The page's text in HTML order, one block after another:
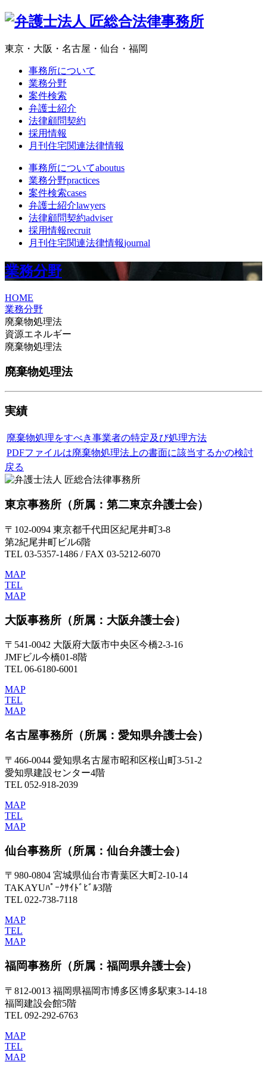
東京・大阪・名古屋・仙台・福岡
事務所について
業務分野
案件検索
弁護士紹介
法律顧問契約
採用情報
月刊住宅関連法律情報
事務所についてaboutus
業務分野practices
案件検索cases
弁護士紹介lawyers
法律顧問契約adviser
採用情報recruit
月刊住宅関連法律情報journal
業務分野
HOME
業務分野
廃棄物処理法
資源エネルギー
廃棄物処理法
廃棄物処理法
実績
廃棄物処理をすべき事業者の特定及び処理方法
PDFファイルは廃棄物処理法上の書面に該当するかの検討
戻る
東京事務所 （所属：第二東京弁護士会）
〒102-0094 東京都千代田区紀尾井町3-8
第2紀尾井町ビル6階
TEL 03-5357-1486 / FAX 03-5212-6070
MAP
TEL
MAP
大阪事務所 （所属：大阪弁護士会）
〒541-0042 大阪府大阪市中央区今橋2-3-16
JMFビル今橋01-8階
TEL 06-6180-6001
MAP
TEL
MAP
名古屋事務所 （所属：愛知県弁護士会）
〒466-0044 愛知県名古屋市昭和区桜山町3-51-2
愛知県建設センター4階
TEL 052-918-2039
MAP
TEL
MAP
仙台事務所 （所属：仙台弁護士会）
〒980-0804 宮城県仙台市青葉区大町2-10-14
TAKAYUﾊﾟｰｸｻｲﾄﾞﾋﾞﾙ3階
TEL 022-738-7118
MAP
TEL
MAP
福岡事務所 （所属：福岡県弁護士会）
〒812-0013 福岡県福岡市博多区博多駅東3-14-18
福岡建設会館5階
TEL 092-292-6763
MAP
TEL
MAP